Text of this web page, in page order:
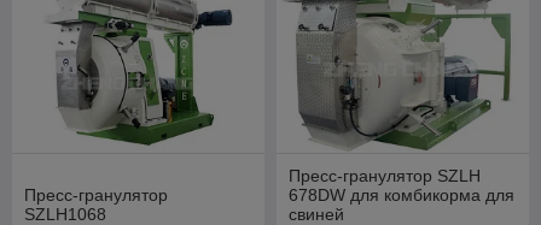
Пресс-гранулятор
SZLH1068
Пресс-гранулятор SZLH
678DW для комбикорма для
свиней